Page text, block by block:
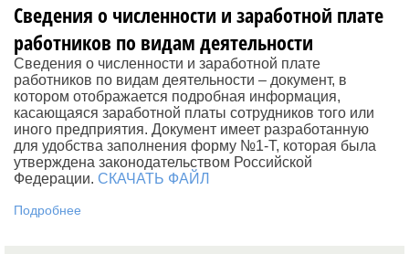
Сведения о численности и заработной плате
работников по видам деятельности
Сведения о численности и заработной плате
работников по видам деятельности – документ, в
котором отображается подробная информация,
касающаяся заработной платы сотрудников того или
иного предприятия. Документ имеет разработанную
для удобства заполнения форму №1-Т, которая была
утверждена законодательством Российской
Федерации. СКАЧАТЬ ФАЙЛ
Подробнее